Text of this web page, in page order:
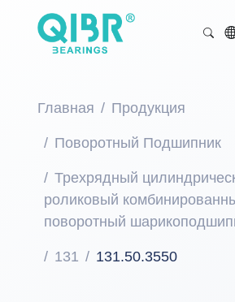
Главная Продукция
Поворотный Подшипник
Трехрядный
роликовый
поворотный
131 131.50.3550